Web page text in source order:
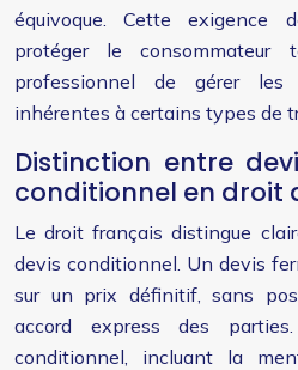
équivoque. Cette exigence
protéger le
professionnel de gérer les
inhérentes à certains types de
Distinction entre
conditionnel en droit
Le droit français distingue
devis conditionnel. Un devis
sur un prix définitif, sans
accord express des
conditionnel, incluant la